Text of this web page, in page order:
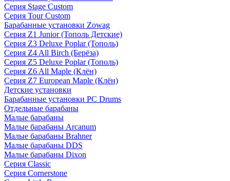
Серия Stage Custom
Серия Tour Custom
Барабанные установки Zowag
Серия Z1 Junior (Тополь Детские)
Серия Z3 Deluxe Poplar (Тополь)
Серия Z4 All Birch (Берёза)
Серия Z5 Deluxe Poplar (Тополь)
Серия Z6 All Maple (Клён)
Серия Z7 European Maple (Клён)
Детские установки
Барабанные установки PC Drums
Отдельные барабаны
Малые барабаны
Малые барабаны Arcanum
Малые барабаны Brahner
Малые барабаны DDS
Малые барабаны Dixon
Серия Classic
Серия Cornerstone